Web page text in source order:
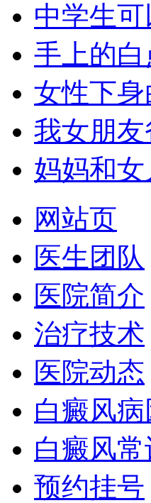
中学生
手上的
女性下
我女朋
妈妈和
网站页
医生团队
医院简介
治疗技术
医院动态
白癜风病
白癜风常
预约挂号